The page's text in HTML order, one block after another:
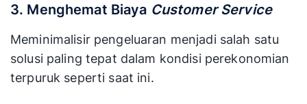
3. Menghemat Biaya Customer Service
Meminimalisir pengeluaran menjadi salah satu
solusi paling tepat dalam kondisi perekonomian
terpuruk seperti saat ini.